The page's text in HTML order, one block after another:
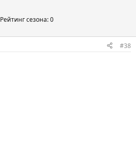
Рейтинг сезона: 0
#38